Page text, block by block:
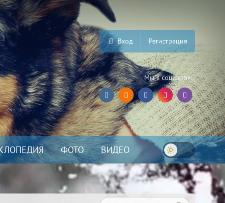
Вход Регистрация
Мы в соц.сетях:
ФОТО ВИДЕО